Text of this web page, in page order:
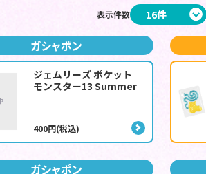
表示件数
ガシャポン
ジェムリーズ ポケット
モンスター13 Summer
400円(税込)
ガシャポン